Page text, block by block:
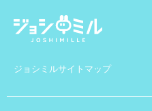
ジョシミルサイトマップ